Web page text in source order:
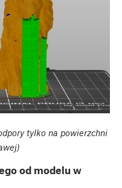
tylko na powierzchni
od modelu w